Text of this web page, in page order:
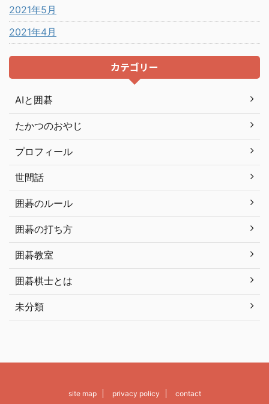
2021年5月
2021年4月
カテゴリー
AIと囲碁
たかつのおやじ
プロフィール
世間話
囲碁のルール
囲碁の打ち方
囲碁教室
囲碁棋士とは
未分類
site map privacy policy contact